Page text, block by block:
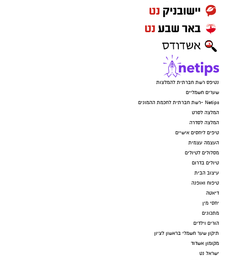
נטיפס רשת חברתית להמלצות
שערים חשמליים
Netips -רשת חברתית לחכמת ההמונים
המלצה לסרט
המלצה לסדרה
טיפים ליחסים אישיים
העצמה עצמית
מסלולים לטיולים
טיולים בדרום
עיצוב הבית
טיפוח ואופנה
דיאטה
יחסי מין
מתכונים
הורים וילדים
תיקון שער חשמלי בראשון לציון
מקומון אשדוד
ישראל נט